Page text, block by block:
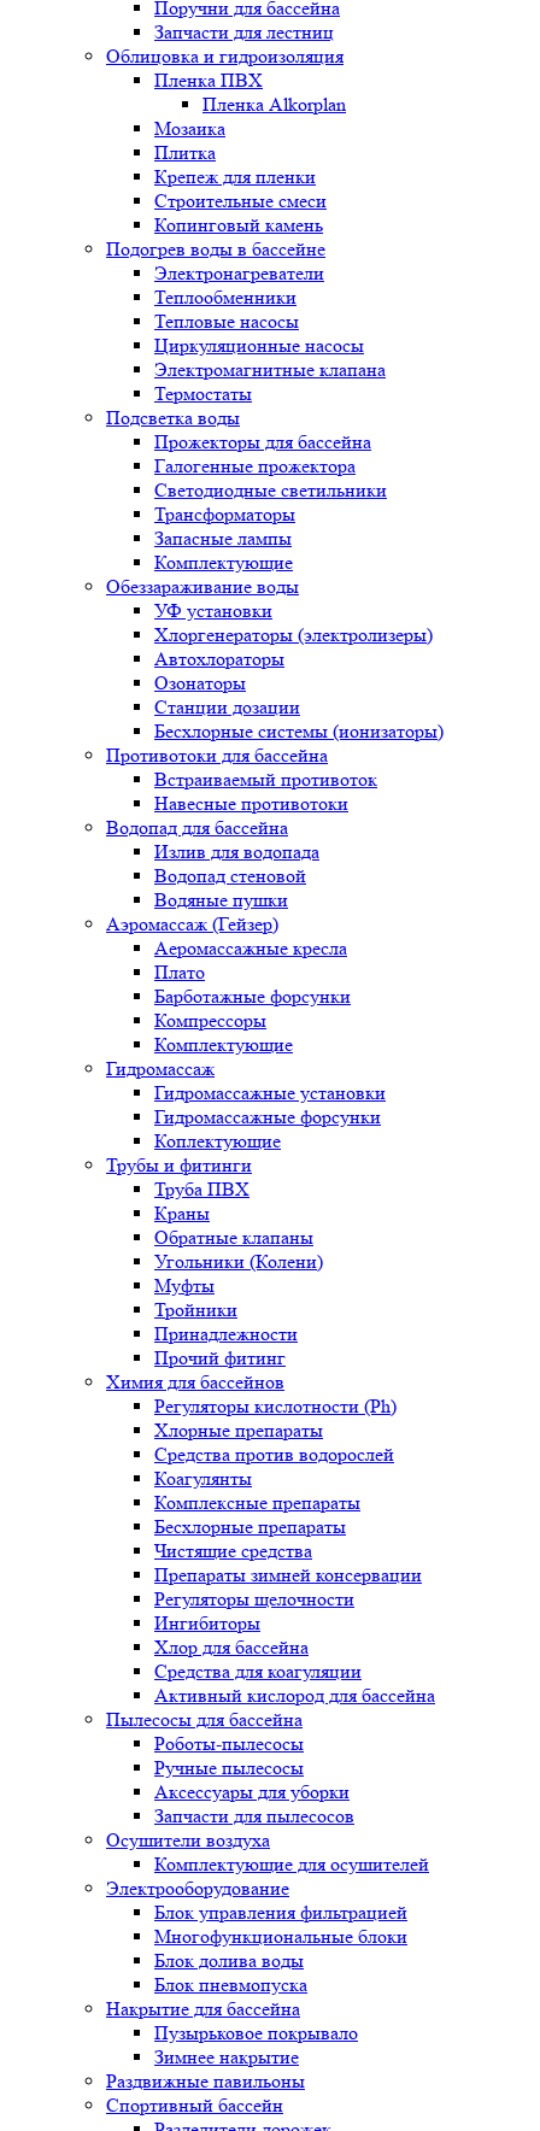
Поручни для бассейна
Запчасти для лестниц
Облицовка и гидроизоляция
Пленка ПВХ
Пленка Alkorplan
Мозаика
Плитка
Крепеж для пленки
Строительные смеси
Копинговый камень
Подогрев воды в бассейне
Электронагреватели
Теплообменники
Тепловые насосы
Циркуляционные насосы
Электромагнитные клапана
Термостаты
Подсветка воды
Прожекторы для бассейна
Галогенные прожектора
Светодиодные светильники
Трансформаторы
Запасные лампы
Комплектующие
Обеззараживание воды
УФ установки
Хлоргенераторы (электролизеры)
Автохлораторы
Озонаторы
Станции дозации
Бесхлорные системы (ионизаторы)
Противотоки для бассейна
Встраиваемый противоток
Навесные противотоки
Водопад для бассейна
Излив для водопада
Водопад стеновой
Водяные пушки
Аэромассаж (Гейзер)
Аеромассажные кресла
Плато
Барботажные форсунки
Компрессоры
Комплектующие
Гидромассаж
Гидромассажные установки
Гидромассажные форсунки
Коплектующие
Трубы и фитинги
Труба ПВХ
Краны
Обратные клапаны
Угольники (Колени)
Муфты
Тройники
Принадлежности
Прочий фитинг
Химия для бассейнов
Регуляторы кислотности (Ph)
Хлорные препараты
Средства против водорослей
Коагулянты
Комплексные препараты
Бесхлорные препараты
Чистящие средства
Препараты зимней консервации
Регуляторы щелочности
Ингибиторы
Хлор для бассейна
Средства для коагуляции
Активный кислород для бассейна
Пылесосы для бассейна
Роботы-пылесосы
Ручные пылесосы
Аксессуары для уборки
Запчасти для пылесосов
Осушители воздуха
Комплектующие для осушителей
Электрооборудование
Блок управления фильтрацией
Многофункциональные блоки
Блок долива воды
Блок пневмопуска
Накрытие для бассейна
Пузырьковое покрывало
Зимнее накрытие
Раздвижные павильоны
Спортивный бассейн